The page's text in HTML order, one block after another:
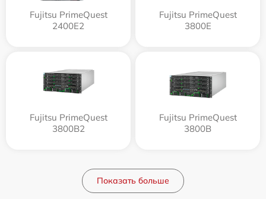
Fujitsu PrimeQuest
2400E2
Fujitsu PrimeQuest
3800E
Fujitsu PrimeQuest
3800B2
Fujitsu PrimeQuest
3800B
Показать больше